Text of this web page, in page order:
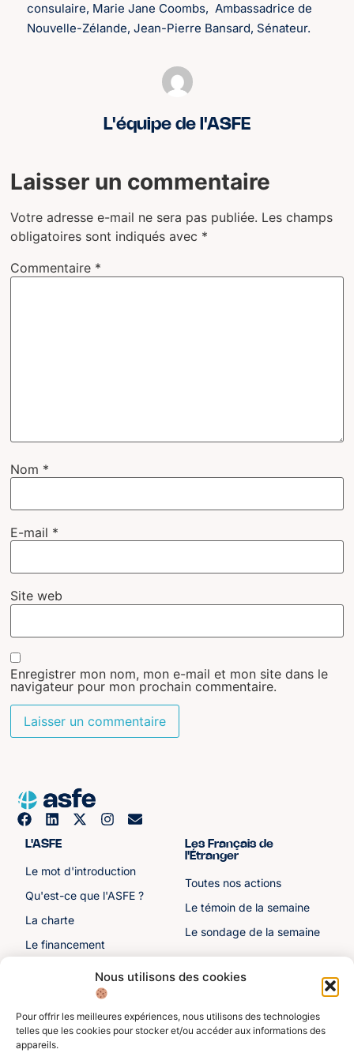
Nous utilisons des cookies
Pour offrir les meilleures expériences, nous utilisons des technologies
telles que les cookies pour stocker et/ou accéder aux informations des
appareils.
consulaire, Marie Jane Coombs, Ambassadrice de
Nouvelle-Zélande, Jean-Pierre Bansard, Sénateur.
L'équipe de l'ASFE
Laisser un commentaire
Votre adresse e-mail ne sera pas publiée. Les champs
obligatoires sont indiqués avec *
Commentaire *
Nom *
E-mail *
Site web
Enregistrer mon nom, mon e-mail et mon site dans le
navigateur pour mon prochain commentaire.
L'ASFE
Le mot d'introduction
Qu'est-ce que l'ASFE ?
La charte
Le financement
Les sénateurs
Les Français de
l'Étranger
Toutes nos actions
Le témoin de la semaine
Le sondage de la semaine
Autre liens
Toutes les ressources
Divers